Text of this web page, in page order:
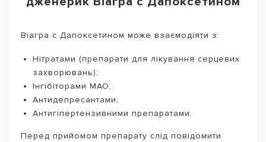
Віагра с Дапоксетином може взаємодіяти з:
Нітратами (препарати для лікування серцевих
захворювань);
Інгібіторами МАО;
Антидепресантами;
Антигіпертензивними препаратами.
Перед прийомом препарату слід повідомити